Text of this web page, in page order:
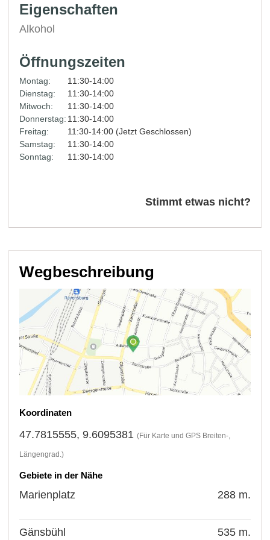
Eigenschaften
Alkohol
Öffnungszeiten
Montag:
11:30-14:00
Dienstag:
11:30-14:00
Mitwoch:
11:30-14:00
Donnerstag: 11:30-14:00
Freitag:
11:30-14:00 (Jetzt Geschlossen)
Samstag:
11:30-14:00
Sonntag:
11:30-14:00
Stimmt etwas nicht?
Wegbeschreibung
Koordinaten
47.7815555, 9.6095381 (Für Karte und GPS Breiten-,
Längengrad.)
Gebiete in der Nähe
Marienplatz 288 m.
Gänsbühl 535 m.